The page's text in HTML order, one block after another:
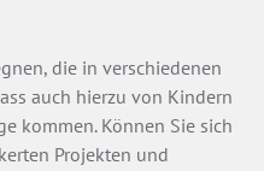
die in verschiedenen
auch hierzu von Kindern
kommen. Können Sie sich
Projekten und